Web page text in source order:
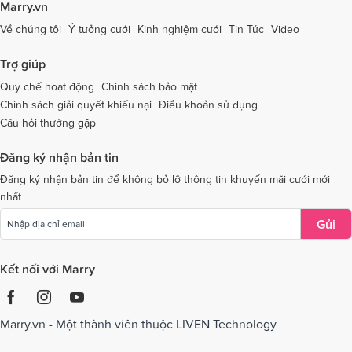
Dịch vụ cưới tại Thái Bình Dịch vụ cưới tại Thanh Hóa
Dịch vụ cưới tại Thừa Thiên - Huế
Dịch vụ cưới tại An Giang Dịch vụ cưới tại Trà Vinh
Dịch vụ cưới tại Tuyên Quang
Dịch vụ cưới tại Bà Rịa - Vũng TàuDịch vụ cưới tại Bắc Giang
Dịch vụ cưới tại Bắc Kạn
Marry.vn
Về chúng tôi Ý tưởng cưới Kinh nghiệm cưới Tin Tức Video
Trợ giúp
Quy chế hoạt động
Chính sách bảo mật
Chính sách giải quyết khiếu nại Điều khoản sử dụng
Câu hỏi thường gặp
Đăng ký nhận bản tin
Đăng ký nhận bản tin để không bỏ lỡ thông tin khuyến mãi cưới mới
nhất
Gửi
Kết nối với Marry
Marry.vn - Một thành viên thuộc LIVEN Technology